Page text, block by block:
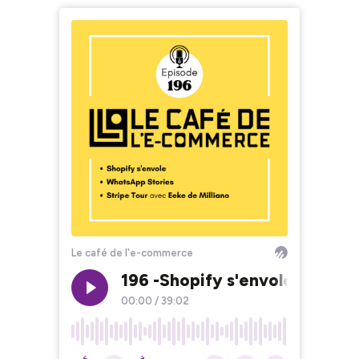
Le café de l'e-commerce
196 -Shopify s'envole,
00:00 / 39:02